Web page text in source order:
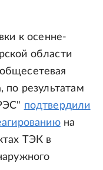
к осенне-
области
по результатам
подтвердили
на
ТЭК в